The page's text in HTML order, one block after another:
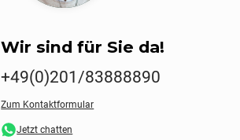
Wir sind für Sie da!
+49(0)201/83888890
Zum Kontaktformular
Jetzt chatten